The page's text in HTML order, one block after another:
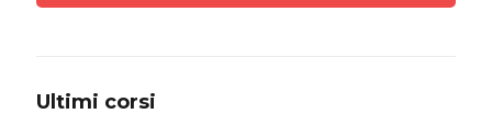
Ultimi corsi